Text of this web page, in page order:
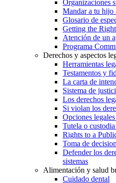
Organizaciones
Mandar a tu hijo
Glosario de
Getting the
Atención de un
Programa
Derechos y aspectos
Herramientas
Testamentos y
La carta de
Sistema de
Los derechos
Si violan los
Opciones
Tutela o
Rights to a
Toma de
Defender los
sistemas
Alimentación y salud
Cuidado dental